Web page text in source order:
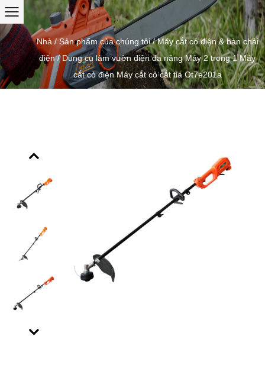
Nhà/ Sản phẩm của chúng tôi/Máy cắt cỏ điện & bàn chải
điện/Dụng cụ làm vườn điện đa năng Máy 2 trong 1 Máy
cắt cỏ điện Máy cắt cỏ cắt tỉa Ot7e201a
Previous
Next